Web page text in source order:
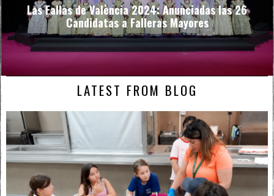
Las Fallas de València 2024: Anunciadas las 26
Candidatas a Falleras Mayores
LATEST FROM BLOG